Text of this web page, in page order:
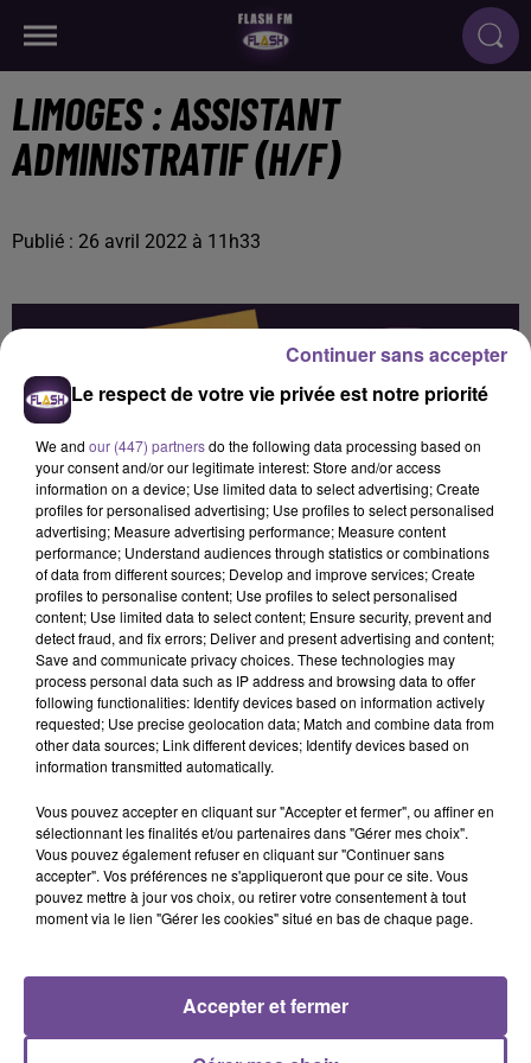
LIMOGES : ASSISTANT
ADMINISTRATIF (H/F)
Publié : 26 avril 2022 à 11h33
Vos missions seront les suivantes : traitement des bons de
livraisons, rapprochement des factures, mise à jour du
document unique, renouvellement des qualifications de
l’entreprise, certificats de capacité, suivi des visites
médicales, règlement des factures, gestion des intérimaires
et relève des cautions de garantie. Vous assurerez
également une partie de community management, avec la
mise en ligne de publications sur les différentes réseaux
sociaux.
Référence de l’offre Pôle Emploi : 132HQMS
RADIO ACTUS
Le respect de votre vie privée est notre priorité
We and our (447) partnersdo the following data processing based on
your consent and/or our legitimate interest: Store and/or access
information on a device; Use limited data to select advertising; Create
profiles for personalised advertising; Use profiles to select personalised
advertising; Measure advertising performance; Measure content
performance; Understand audiences through statistics or combinations
of data from different sources; Develop and improve services; Create
profiles to personalise content; Use profiles to select personalised
content; Use limited data to select content; Ensure security, prevent and
detect fraud, and fix errors; Deliver and present advertising and content;
Save and communicate privacy choices. These technologies may
process personal data such as IP address and browsing data to offer
following functionalities: Identify devices based on information actively
requested; Use precise geolocation data; Match and combine data from
other data sources; Link different devices; Identify devices based on
information transmitted automatically.
Vous pouvez accepter en cliquant sur "Accepter et fermer", ou affiner en
sélectionnant les finalités et/ou partenaires dans "Gérer mes choix".
Vous pouvez également refuser en cliquant sur "Continuer sans
accepter". Vos préférences ne s'appliqueront que pour ce site. Vous
pouvez mettre à jour vos choix, ou retirer votre consentement à tout
moment via le lien "Gérer les cookies" situé en bas de chaque page.
Accepter et fermer
Continuer sans accepter